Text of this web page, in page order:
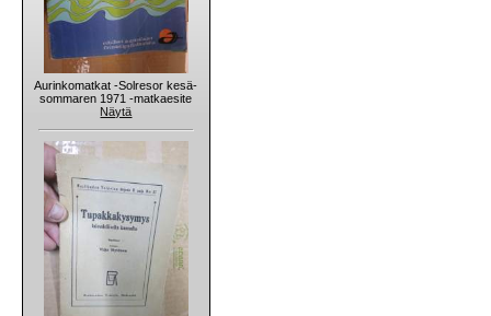
Aurinkomatkat -Solresor kesä-
sommaren 1971 -matkaesite
Näytä